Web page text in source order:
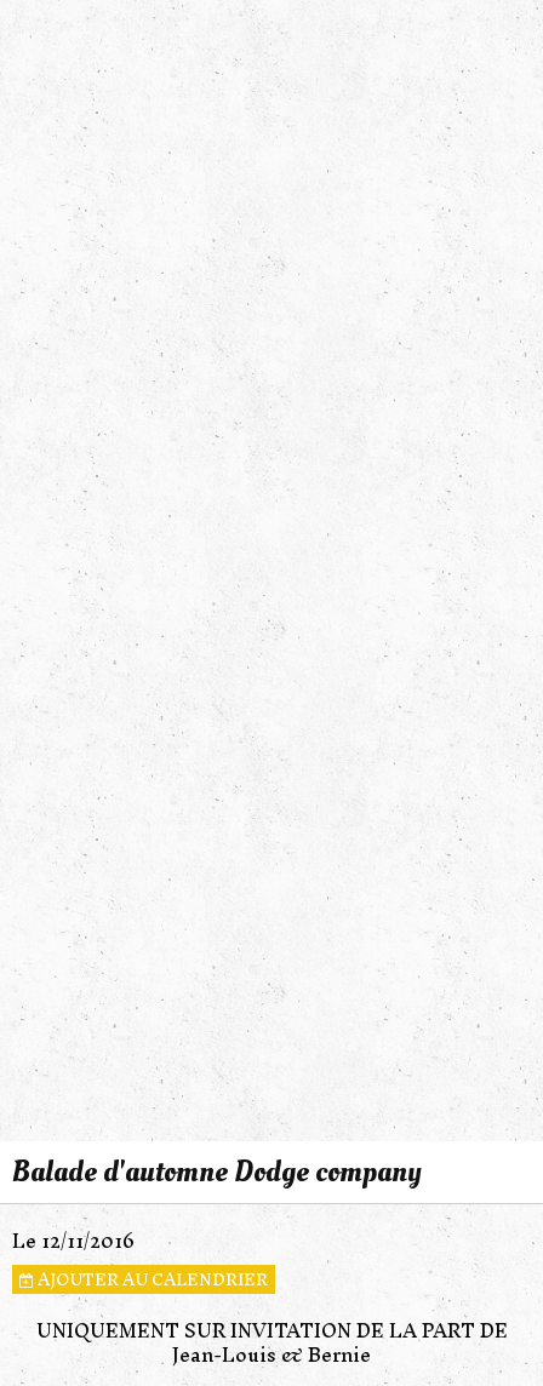
Balade d'automne Dodge company
Le 12/11/2016
AJOUTER AU CALENDRIER
UNIQUEMENT SUR INVITATION DE LA PART DE
Jean-Louis & Bernie